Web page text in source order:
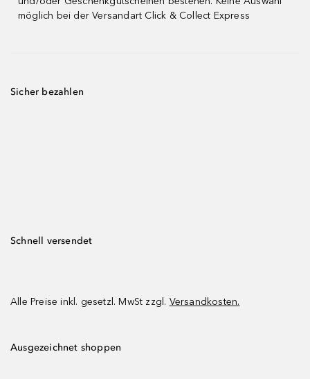
möglich bei der Versandart Click & Collect Express
Sicher bezahlen
Schnell versendet
Alle Preise inkl. gesetzl. MwSt zzgl. Versandkosten.
Ausgezeichnet shoppen